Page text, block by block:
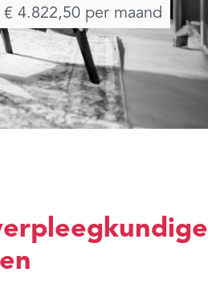
4.822,50 per maand